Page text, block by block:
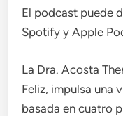
El podcast puede
Spotify y Apple
La Dra. Acosta
Feliz, impulsa una
basada en cuatro